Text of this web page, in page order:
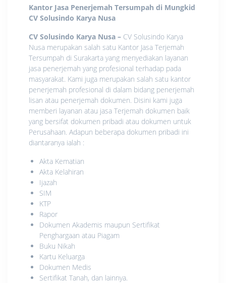
Kantor Jasa Penerjemah Tersumpah di Mungkid
CV Solusindo Karya Nusa
CV Solusindo Karya Nusa – CV Solusindo Karya
Nusa merupakan salah satu Kantor Jasa Terjemah
Tersumpah di Surakarta yang menyediakan layanan
jasa penerjemah yang profesional terhadap pada
masyarakat. Kami juga merupakan salah satu kantor
penerjemah profesional di dalam bidang penerjemah
lisan atau penerjemah dokumen. Disini kami juga
memberi layanan atau jasa Terjemah dokumen baik
yang bersifat dokumen pribadi atau dokumen untuk
Perusahaan. Adapun beberapa dokumen pribadi ini
diantaranya ialah :
Akta Kematian
Akta Kelahiran
Ijazah
SIM
KTP
Rapor
Dokumen Akademis maupun Sertifikat
Penghargaan atau Piagam
Buku Nikah
Kartu Keluarga
Dokumen Medis
Sertifikat Tanah, dan lainnya.